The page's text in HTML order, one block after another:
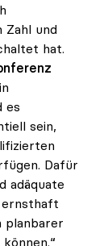
Zahl und
hat.
es
sein,
Dafür
adäquate
ernsthaft
planbarer